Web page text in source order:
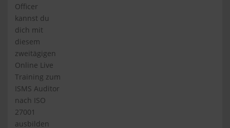
Officer
kannst du
dich mit
diesem
zweitägigen
Online Live
Training zum
ISMS Auditor
nach ISO
27001
ausbilden